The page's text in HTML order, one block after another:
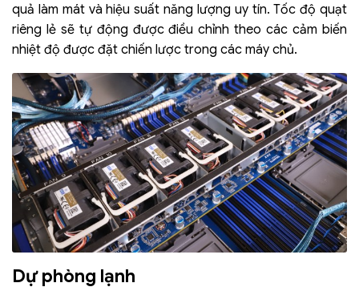
quả làm mát và hiệu suất năng lượng uy tín. Tốc độ quạt
riêng lẻ sẽ tự động được điều chỉnh theo các cảm biến
nhiệt độ được đặt chiến lược trong các máy chủ.
Dự phòng lạnh